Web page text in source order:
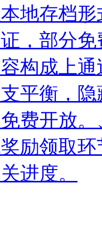
地存档
，部分
构成上
平衡，
费开放
励领取
进度。